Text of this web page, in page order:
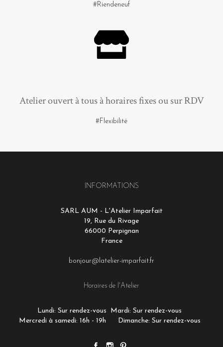
#Riendeneuf
Atelier ouvert à tous à horaires fixes ou sur RDV
#Flexibilité
INFORMATIONS
SARL AUM - L'Atelier Imparfait
19, Rue du Rivage
66000 Perpignan
France
bonjour@latelier-imparfait.fr
Horaires de l'Atelier
Lundi: Sur rendez-vous
Mardi: Sur rendez-vous
Mercredi à samedi: 16h - 19h
Dimanche: Sur rendez-vous